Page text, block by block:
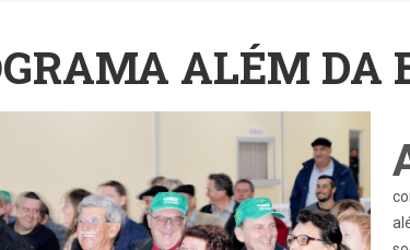
ALÉM DA